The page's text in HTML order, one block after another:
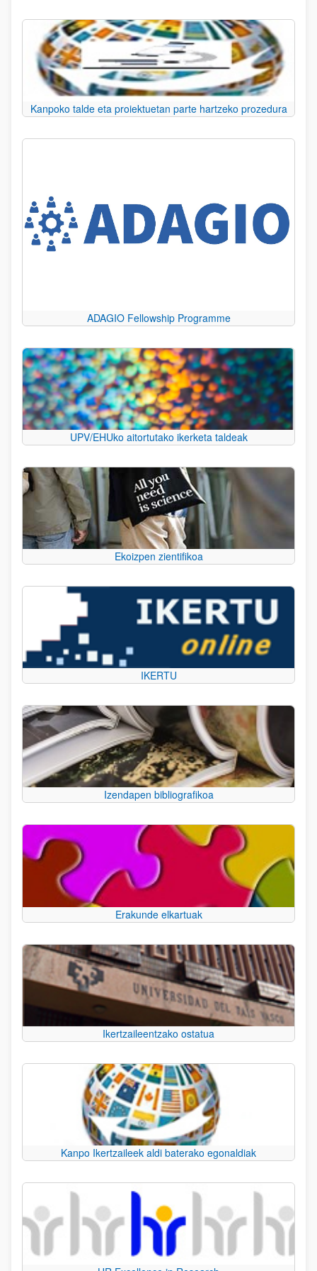
Kanpoko talde eta proiektuetan parte hartzeko prozedura
ADAGIO Fellowship Programme
UPV/EHUko aitortutako ikerketa taldeak
Ekoizpen zientifikoa
IKERTU
Izendapen bibliografikoa
Erakunde elkartuak
Ikertzaileentzako ostatua
Kanpo Ikertzaileek aldi baterako egonaldiak